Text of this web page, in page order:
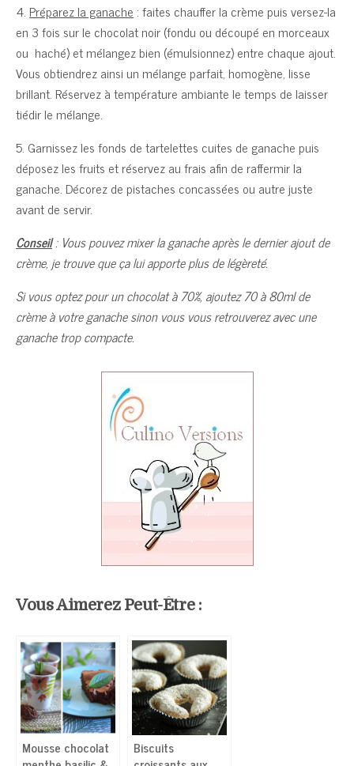
4. Préparez la ganache : faites chauffer la crème puis versez-la
en 3 fois sur le chocolat noir (fondu ou découpé en morceaux
ou haché) et mélangez bien (émulsionnez) entre chaque ajout.
Vous obtiendrez ainsi un mélange parfait, homogène, lisse
brillant. Réservez à température ambiante le temps de laisser
tiédir le mélange.
5. Garnissez les fonds de tartelettes cuites de ganache puis
déposez les fruits et réservez au frais afin de raffermir la
ganache. Décorez de pistaches concassées ou autre juste
avant de servir.
Conseil: Vous pouvez mixer la ganache après le dernier ajout de
crème, je trouve que ça lui apporte plus de légèreté.
Si vous optez pour un chocolat à 70%, ajoutez 70 à 80ml de
crème à votre ganache sinon vous vous retrouverez avec une
ganache trop compacte.
Vous Aimerez Peut-Être :
Mousse chocolat
Biscuits